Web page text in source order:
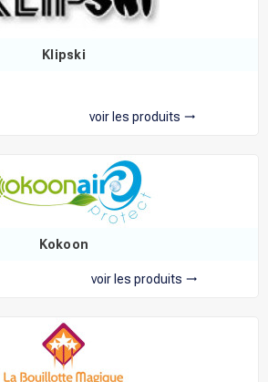
Klipski
voir les produits trending_flat
Kokoon
voir les produits trending_flat